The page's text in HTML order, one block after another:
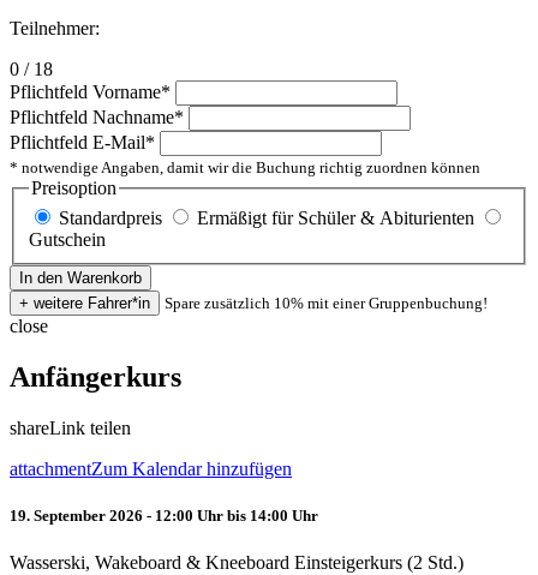
Teilnehmer:
0 / 18
Pflichtfeld Vorname*
Pflichtfeld Nachname*
Pflichtfeld E-Mail*
* notwendige Angaben, damit wir die Buchung richtig zuordnen können
Preisoption
Standardpreis
Ermäßigt für Schüler & Abiturienten
Gutschein
Spare zusätzlich 10% mit einer Gruppenbuchung!
close
Anfängerkurs
shareLink teilen
attachmentZum Kalendar hinzufügen
19. September 2026 - 12:00 Uhr bis 14:00 Uhr
Wasserski, Wakeboard & Kneeboard Einsteigerkurs (2 Std.)